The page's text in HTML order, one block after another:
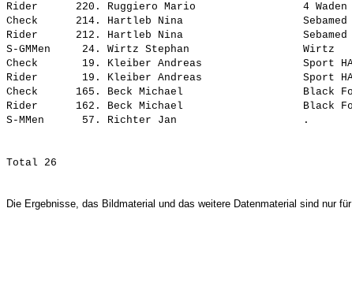
Rider      220. Ruggiero Mario                 4
Check      214. Hartleb Nina
Rider      212. Hartleb Nina
S-GMMen     24. Wirtz Stephan
Check       19. Kleiber Andreas                Sport
Rider       19. Kleiber Andreas                Sport
Check      165. Beck Michael                   Black
Rider      162. Beck Michael                   Black
Die Ergebnisse, das Bildmaterial und das weitere Datenmaterial sind nur